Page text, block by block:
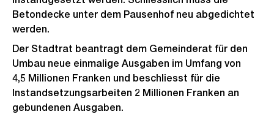
Betondecke unter dem Pausenhof neu abgedichtet
werden.
Der Stadtrat beantragt dem Gemeinderat für den
Umbau neue einmalige Ausgaben im Umfang von
4,5 Millionen Franken und beschliesst für die
Instandsetzungsarbeiten 2 Millionen Franken an
gebundenen Ausgaben.